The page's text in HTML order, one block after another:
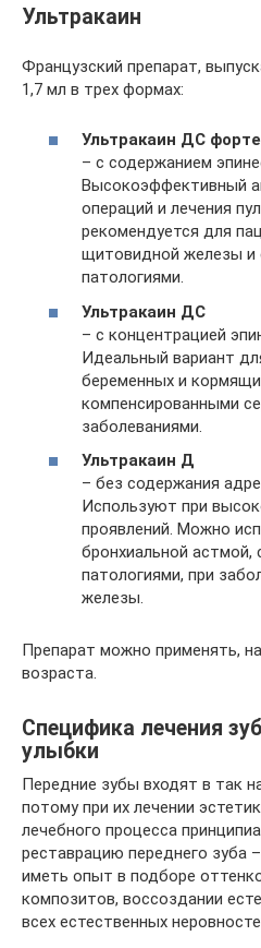
Ультракаин
Французский препарат,
1,7 мл в трех формах:
Ультракаин ДС форте
– с содержанием
Высокоэффективный
операций и лечения
рекомендуется для
щитовидной железы и
патологиями.
Ультракаин ДС
– с концентрацией
Идеальный вариант
беременных и
компенсированными
заболеваниями.
Ультракаин Д
– без содержания
Используют при
проявлений. Можно
бронхиальной
патологиями, при
железы.
Препарат можно применять,
возраста.
Специфика лечения
улыбки
Передние зубы входят в так
потому при их лечении
лечебного процесса
реставрацию переднего зуба
иметь опыт в подборе
композитов, воссоздании
всех естественных